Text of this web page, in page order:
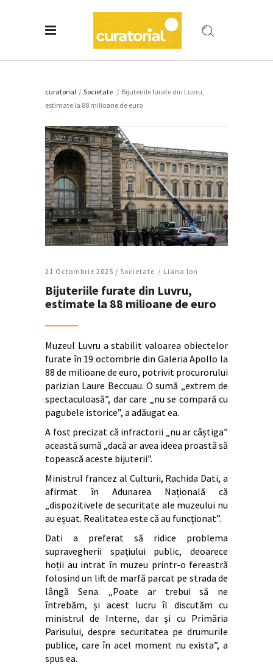
curatorial / Societate / Bijuteriile furate din Luvru,
estimate la 88 milioane de euro
21 Octombrie 2025 / Societate Liana Ion
Bijuteriile furate din Luvru,
estimate la 88 milioane de euro
Muzeul Luvru a stabilit valoarea obiectelor
furate în 19 octombrie din Galeria Apollo la
88 de milioane de euro, potrivit procurorului
parizian Laure Beccuau. O sumă „extrem de
spectaculoasă”, dar care „nu se compară cu
pagubele istorice”, a adăugat ea.
A fost precizat că infractorii „nu ar câștiga”
această sumă „dacă ar avea ideea proastă să
topească aceste bijuterii”.
Ministrul francez al Culturii, Rachida Dati, a
afirmat în Adunarea Națională că
„dispozitivele de securitate ale muzeului nu
au eșuat. Realitatea este că au funcționat”.
Dati a preferat să ridice problema
supravegherii spațiului public, deoarece
hoții au intrat în muzeu printr-o fereastră
folosind un lift de marfă parcat pe strada de
lângă Sena. „Poate ar trebui să ne
întrebăm, și acest lucru îl discutăm cu
ministrul de Interne, dar și cu Primăria
Parisului, despre securitatea pe drumurile
publice, care în acel moment nu exista”, a
spus ea.